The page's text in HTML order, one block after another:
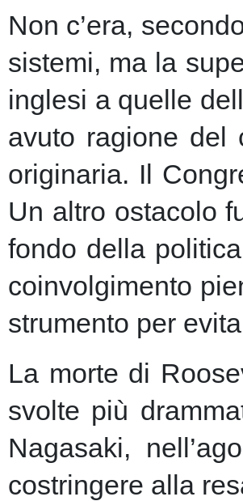
Non c’era,
sistemi, ma la
inglesi a quelle
avuto ragione del
originaria. Il
Un altro ostacolo
fondo della
coinvolgimento
strumento per
La morte di
svolte più
Nagasaki,
costringere alla